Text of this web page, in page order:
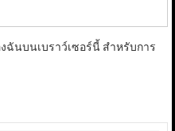
ฉันบนเบราว์เซอร์นี้ สำหรับการ